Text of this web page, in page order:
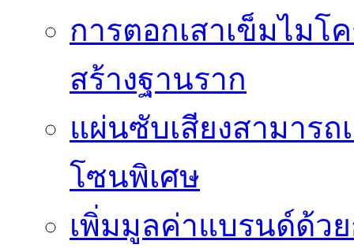
การตอกเสาเข็มไมโ
สร้างฐานราก
แผ่นซับเสียงสามาร
โซนพิเศษ
เพิ่มมูลค่าแบรนด์ด้วย